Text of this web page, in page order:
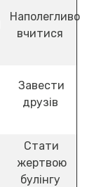
Наполегливо
вчитися
Завести
друзів
Стати
жертвою
булінгу